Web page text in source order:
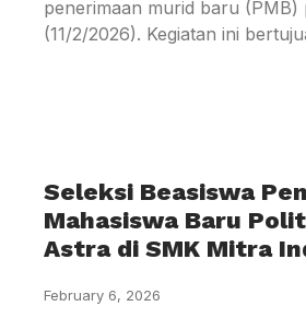
penerimaan murid baru (PMB)
(11/2/2026). Kegiatan ini
Seleksi Beasiswa
Mahasiswa Baru
Astra di SMK Mitra
February 6, 2026